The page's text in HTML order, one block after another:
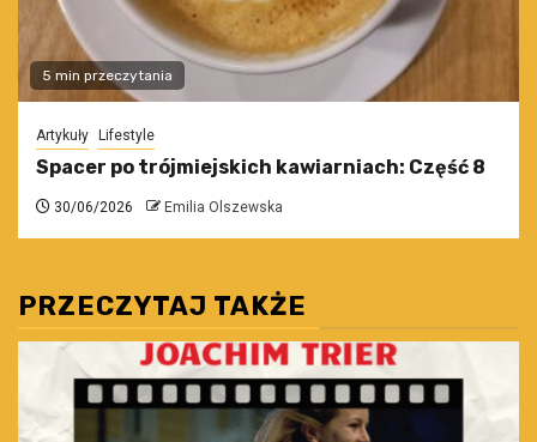
5 min przeczytania
Artykuły Lifestyle
Spacer po trójmiejskich kawiarniach: Część 8
30/06/2026 Emilia Olszewska
PRZECZYTAJ TAKŻE